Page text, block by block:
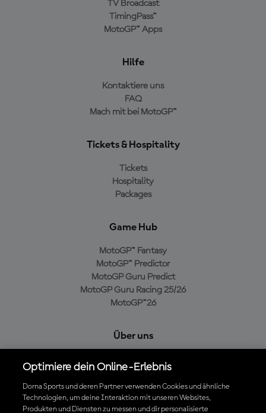
TV Broadcast
TimingPass™
MotoGP™ Apps
Hilfe
Kontaktiere uns
FAQ
Mach mit bei MotoGP™
Tickets & Hospitality
Tickets
Hospitality
Packages
Game Hub
MotoGP™ Fantasy
MotoGP™ Predictor
MotoGP Guru Predict
MotoGP Guru Racing 25/26
MotoGP™26
Über uns
Cookie-Richtlinien
Geschäftsbedingungen
Datenschutzrichtlinien
Optimiere dein Online-Erlebnis
Dorna Sports und deren Partner verwenden Cookies und ähnliche
Technologien, um deine Interaktion mit unseren Websites,
Produkten und Diensten zu messen und dir personalisierte